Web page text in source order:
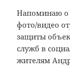
Напоминаю о
фото/видео
защиты
служб в
жителям